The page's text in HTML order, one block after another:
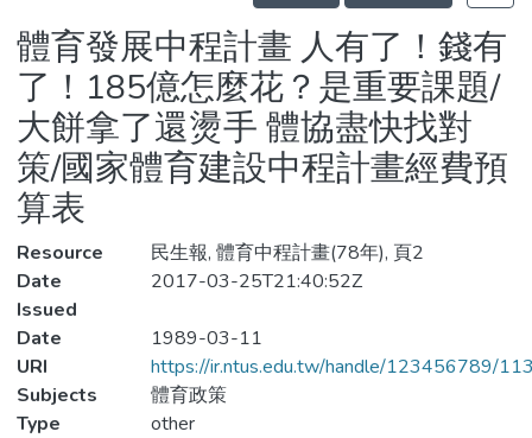
Statistics
體育發展中程計畫 人有了！錢有
了！185億怎麼花？是重要課題/
大餅拿了還燙手 體協盡快找對
策/國家體育建設中程計畫經費預
算表
Resource
民生報, 體育中程計畫(78年), 頁2
Date
Issued
2017-03-25T21:40:52Z
Date
1989-03-11
URI
https://ir.ntus.edu.tw/handle/123456789/
Subjects
體育政策
Type
other